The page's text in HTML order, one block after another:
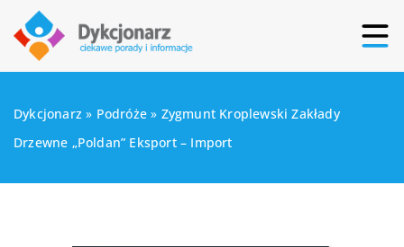
Dykcjonarz » Podróże » Zygmunt Kroplewski Zakłady
Drzewne „Poldan” Eksport – Import